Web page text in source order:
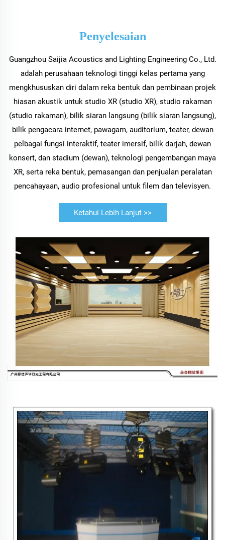
Penyelesaian
Guangzhou Saijia Acoustics and Lighting Engineering Co., Ltd.
adalah perusahaan teknologi tinggi kelas pertama yang
mengkhususkan diri dalam reka bentuk dan pembinaan projek
hiasan akustik untuk studio XR (studio XR), studio rakaman
(studio rakaman), bilik siaran langsung (bilik siaran langsung),
bilik pengacara internet, pawagam, auditorium, teater, dewan
pelbagai fungsi interaktif, teater imersif, bilik darjah, dewan
konsert, dan stadium (dewan), teknologi pengembangan maya
XR, serta reka bentuk, pemasangan dan penjualan peralatan
pencahayaan, audio profesional untuk filem dan televisyen.
Ketahui Lebih Lanjut >>